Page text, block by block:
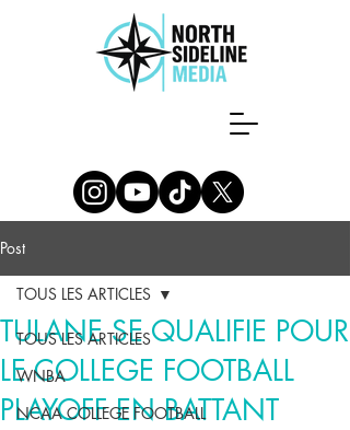
Post
TOUS LES ARTICLES
WNBA
NCAA COLLEGE FOOTBALL
TOUS LES ARTICLES
TULANE SE QUALIFIE POUR
LE COLLEGE FOOTBALL
PLAYOFF EN BATTANT